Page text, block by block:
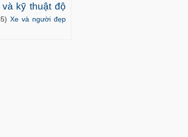
kỹ thuật độ
Xe và người đẹp